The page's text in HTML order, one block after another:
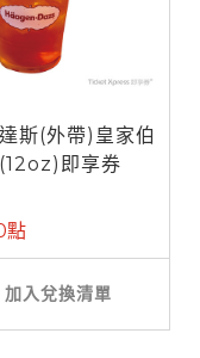
斯(外帶)皇家伯
即享券
點
加入兌換清單